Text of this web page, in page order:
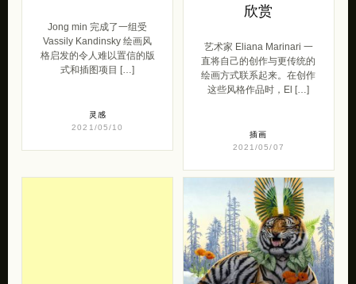
Jong min 完成了一组受
Vassily Kandinsky 绘画风
格启发的令人难以置信的版
式和插图项目 […]
灵感
2021/05/10
欣赏
艺术家 Eliana Marinari 一
直将自己的创作与更传统的
绘画方式联系起来。在创作
这些风格作品时，El […]
插画
2021/05/07